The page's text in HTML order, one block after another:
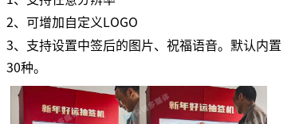
2、可增加自定义LOGO
3、支持设置中签后的图片、祝福语音。默认内置
30种。